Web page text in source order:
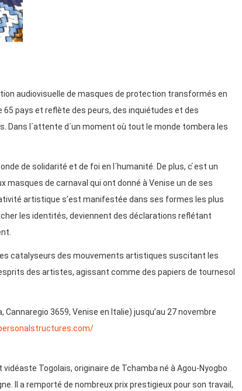
audiovisuelle de masques de protection transformés en
pays et reflète des peurs, des inquiétudes et des
Dans l´attente d´un moment où tout le monde tombera les
de solidarité et de foi en l´humanité. De plus, c ́est un
masques de carnaval qui ont donné à Venise un de ses
artistique s’est manifestée dans ses formes les plus
les identités, deviennent des déclarations reflétant
catalyseurs des mouvements artistiques suscitant les
des artistes, agissant comme des papiers de tournesol
Cannaregio 3659, Venise en Italie) jusqu’au 27 novembre
Togolais, originaire de Tchamba né à Agou-Nyogbo
Il a remporté de nombreux prix prestigieux pour son travail,